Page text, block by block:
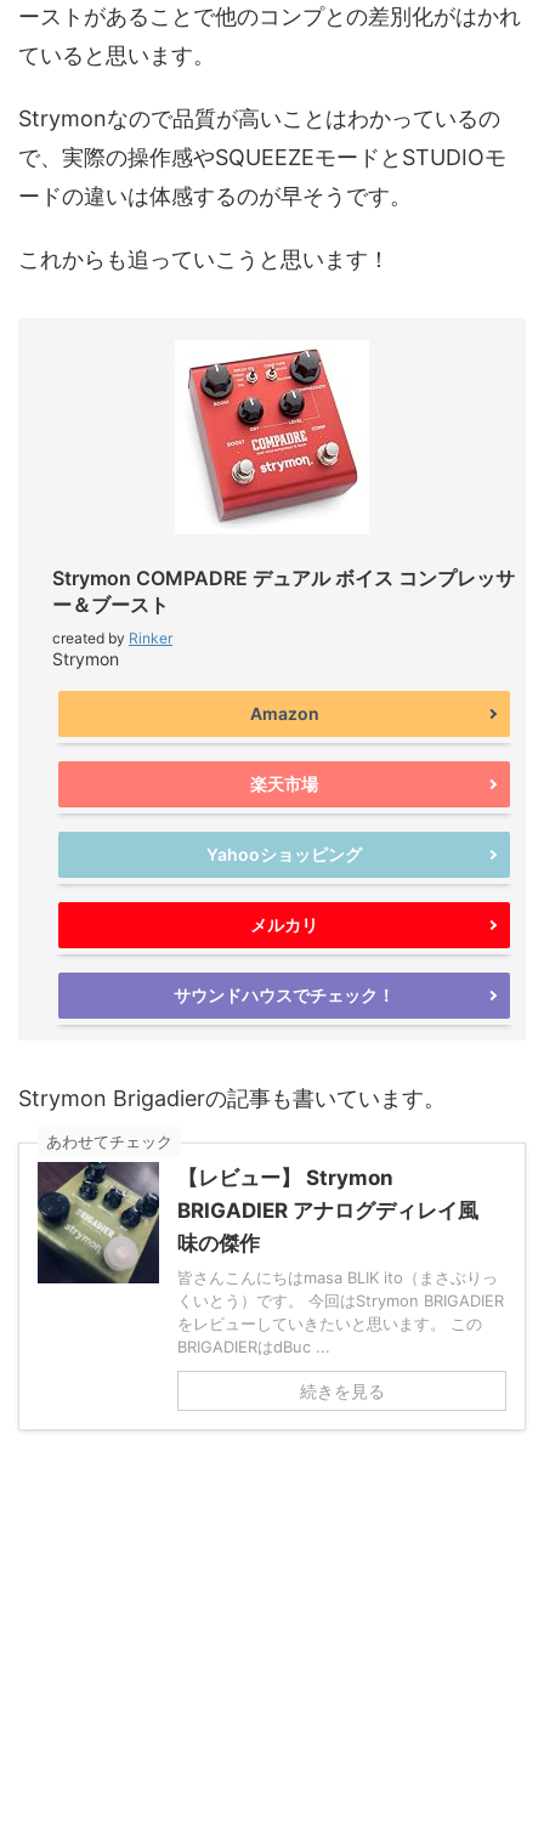
ーストがあることで他のコンプとの差別化がはかれ
ていると思います。
Strymonなので品質が高いことはわかっているの
で、実際の操作感やSQUEEZEモードとSTUDIOモ
ードの違いは体感するのが早そうです。
これからも追っていこうと思います！
Strymon COMPADRE デュアル ボイス コンプレッサ
ー＆ブースト
created by Rinker
Strymon
Amazon
楽天市場
Yahooショッピング
メルカリ
サウンドハウスでチェック！
Strymon Brigadierの記事も書いています。
あわせてチェック
【レビュー】 Strymon
BRIGADIER アナログディレイ風
味の傑作
皆さんこんにちはmasa BLIK ito（まさぶりっ
くいとう）です。 今回はStrymon BRIGADIER
をレビューしていきたいと思います。 この
BRIGADIERはdBuc ...
続きを見る